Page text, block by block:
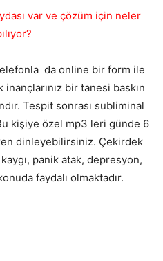
var ve çözüm için neler
da online bir form ile
bir tanesi baskın
Tespit sonrası subliminal
kişiye özel mp3 leri günde 6
dinleyebilirsiniz. Çekirdek
panik atak, depresyon,
faydalı olmaktadır.